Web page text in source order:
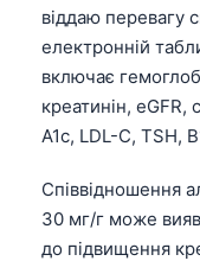
віддаю перевагу
електронній
включає
креатинін, eGFR,
A1c, LDL-C, TSH,
Співвідношення
30 мг/г може
до підвищення